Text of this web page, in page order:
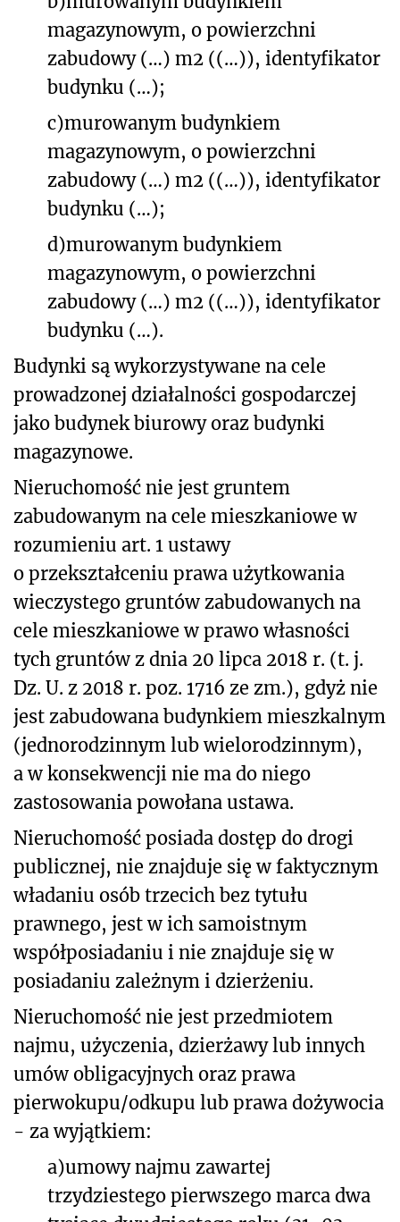
magazynowym, o powierzchni
zabudowy (…) m2 ((…)), identyfikator
budynku (…);
c)murowanym budynkiem
magazynowym, o powierzchni
zabudowy (…) m2 ((…)), identyfikator
budynku (…);
d)murowanym budynkiem
magazynowym, o powierzchni
zabudowy (…) m2 ((…)), identyfikator
budynku (…).
Budynki są wykorzystywane na cele
prowadzonej działalności gospodarczej
jako budynek biurowy oraz budynki
magazynowe.
Nieruchomość nie jest gruntem
zabudowanym na cele mieszkaniowe w
rozumieniu art. 1 ustawy
o przekształceniu prawa użytkowania
wieczystego gruntów zabudowanych na
cele mieszkaniowe w prawo własności
tych gruntów z dnia 20 lipca 2018 r. (t. j.
Dz. U. z 2018 r. poz. 1716 ze zm.), gdyż nie
jest zabudowana budynkiem mieszkalnym
(jednorodzinnym lub wielorodzinnym),
a w konsekwencji nie ma do niego
zastosowania powołana ustawa.
Nieruchomość posiada dostęp do drogi
publicznej, nie znajduje się w faktycznym
władaniu osób trzecich bez tytułu
prawnego, jest w ich samoistnym
współposiadaniu i nie znajduje się w
posiadaniu zależnym i dzierżeniu.
Nieruchomość nie jest przedmiotem
najmu, użyczenia, dzierżawy lub innych
umów obligacyjnych oraz prawa
pierwokupu/odkupu lub prawa dożywocia
- za wyjątkiem:
a)umowy najmu zawartej
trzydziestego pierwszego marca dwa